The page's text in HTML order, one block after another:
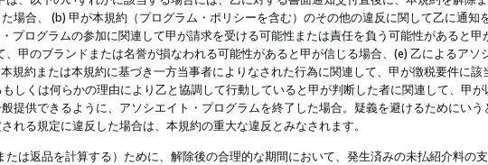
場合、 (b) 甲が本規約（プログラム・ポリシーを含む）のその他の違反に関して乙に通知
プログラムの参加に関連して甲が請求を受ける可能性または責任を負う可能性があると甲
甲のブランドまたは名誉が損なわれる可能性があると甲が信じる場合、(e) 乙によるアソ
規約または本規約に基づき一方当事者によりなされた行為に関連して、甲が徴税要件に該
しくは何らかの理由により乙と協調して行動していると甲が判断した者に関連して、甲
提供できるように、アソシエイト・プログラムを終了した場合。疑義を避けるためにいう
る規定に違反した場合は、本規約の重大な違反とみなされます。
は返品を計算する）ために、解除後の合理的な期間において、発生済みの未払紹介料の